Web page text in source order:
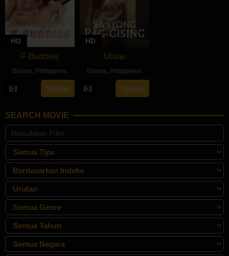
HD
F-Buddies
Drama, Philippines
Sep
JM
Nebres
Tonton
HD
Uhaw
Drama, Philippines
30
Aug
Bobby
Bonifacio
Tonton
SEARCH MOVIE